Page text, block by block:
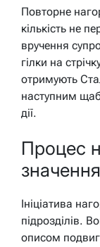
Повторне
кількість не
вручення
гілки на
отримують
наступним
дії.
Процес
значення
Ініціатива
підрозділів.
описом